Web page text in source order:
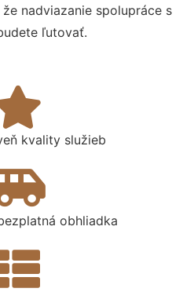
nadviazanie spolupráce s
ľutovať.
kvality služieb
obhliadka